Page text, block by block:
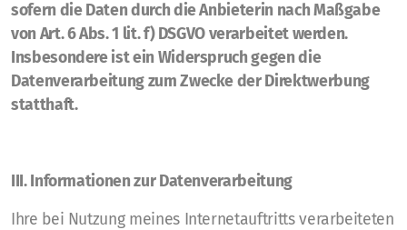
sofern die Daten durch die Anbieterin nach Maßgabe
von Art. 6 Abs. 1 lit. f) DSGVO verarbeitet werden.
Insbesondere ist ein Widerspruch gegen die
Datenverarbeitung zum Zwecke der Direktwerbung
statthaft.
III. Informationen zur Datenverarbeitung
Ihre bei Nutzung meines Internetauftritts verarbeiteten